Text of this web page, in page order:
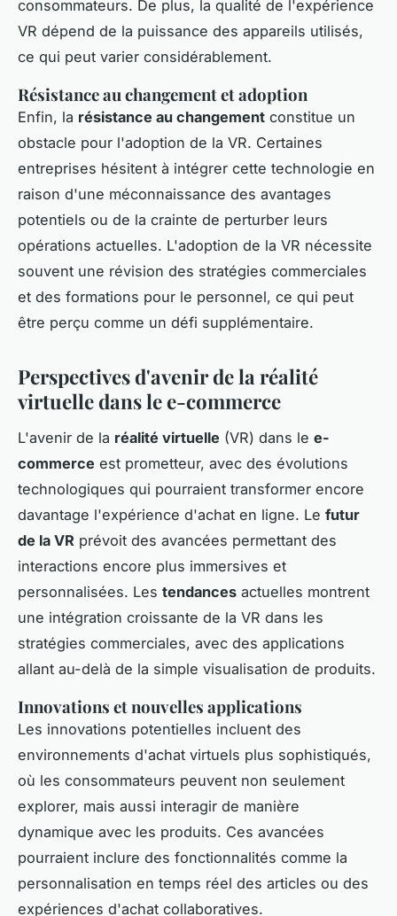
consommateurs. De plus, la qualité de l'expérience
VR dépend de la puissance des appareils utilisés,
ce qui peut varier considérablement.
Résistance au changement et adoption
Enfin, la résistance au changement constitue un
obstacle pour l'adoption de la VR. Certaines
entreprises hésitent à intégrer cette technologie en
raison d'une méconnaissance des avantages
potentiels ou de la crainte de perturber leurs
opérations actuelles. L'adoption de la VR nécessite
souvent une révision des stratégies commerciales
et des formations pour le personnel, ce qui peut
être perçu comme un défi supplémentaire.
Perspectives d'avenir de la réalité
virtuelle dans le e-commerce
L'avenir de la réalité virtuelle (VR) dans le e-
commerce est prometteur, avec des évolutions
technologiques qui pourraient transformer encore
davantage l'expérience d'achat en ligne. Le futur
de la VR prévoit des avancées permettant des
interactions encore plus immersives et
personnalisées. Les tendances actuelles montrent
une intégration croissante de la VR dans les
stratégies commerciales, avec des applications
allant au-delà de la simple visualisation de produits.
Innovations et nouvelles applications
Les innovations potentielles incluent des
environnements d'achat virtuels plus sophistiqués,
où les consommateurs peuvent non seulement
explorer, mais aussi interagir de manière
dynamique avec les produits. Ces avancées
pourraient inclure des fonctionnalités comme la
personnalisation en temps réel des articles ou des
expériences d'achat collaboratives.